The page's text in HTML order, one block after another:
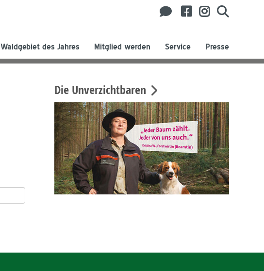
Waldgebiet des Jahres Mitglied werden Service Presse
Die Unverzichtbaren